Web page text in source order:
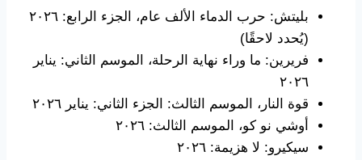
بليتش: حرب الدماء الألف عام، الجزء الرابع: ٢٠٢٦
(يُحدد لاحقًا)
فريرين: ما وراء نهاية الرحلة، الموسم الثاني: يناير
٢٠٢٦
قوة النار، الموسم الثالث: الجزء الثاني: يناير ٢٠٢٦
أوشي نو كو، الموسم الثالث: ٢٠٢٦
سيكيرو: لا هزيمة: ٢٠٢٦